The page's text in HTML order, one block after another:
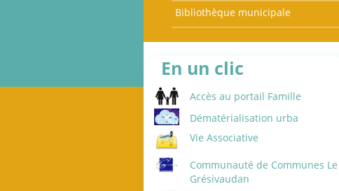
Bibliothèque municipale
En un clic
Accès au portail Famille
Dématérialisation urba
Vie Associative
Communauté de Communes Le
Grésivaudan